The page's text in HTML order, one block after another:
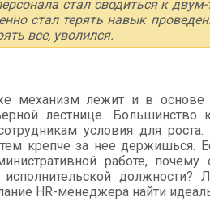
стал сводиться к
стал терять навык
все, уволился.
механизм лежит и в основе
лестнице. Большинство
условия для
крепче за нее держишься.
работе,
должности?
HR-менеджера найти